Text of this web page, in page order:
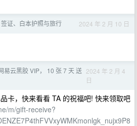
签证、白本护照与旅行 2024 年 2 月 10 日
易云黑胶 VIP， 10 张 7 天 送 2024 年 2 月 4
日
卡，快来看看 TA 的祝福吧! 快来领取吧
m/gift-receive?